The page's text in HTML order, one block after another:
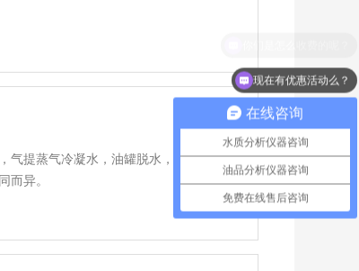
气提蒸气冷凝水，油罐脱水，机泵冷
异。
在线咨询
水质分析仪器咨询
油品分析仪器咨询
免费在线售后咨询
现在有优惠活动么？